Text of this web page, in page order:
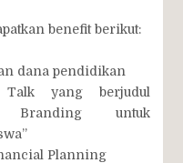
benefit berikut:
dana pendidikan
yang berjudul
Branding untuk
Planning